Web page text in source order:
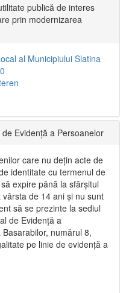
publică de interes
prin modernizarea
al Municipiului Slatina
Evidență a Persoanelor
care nu dețin acte de
identitate cu termenul de
expire până la sfârșitul
de 14 ani și nu sunt
să se prezinte la sediul
de Evidență a
numărul 8,
pe linie de evidență a